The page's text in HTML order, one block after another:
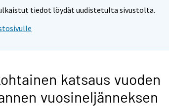
tiedot löydät uudistetulta sivustolta.
katsaus vuoden
vuosineljänneksen